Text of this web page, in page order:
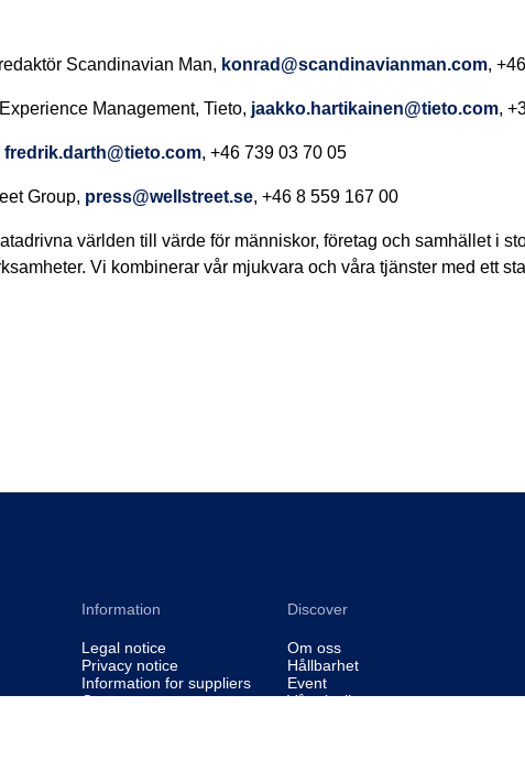
Scandinavian Man, konrad@scandinavianman.com,
Management, Tieto, jaakko.hartikainen@tieto.com,
fredrik.darth@tieto.com, +46 739 03 70 05
Group, press@wellstreet.se, +46 8 559 167 00
världen till värde för människor, företag och samhället i
Vi kombinerar vår mjukvara och våra tjänster med ett
Information
Legal notice
Privacy notice
Information for suppliers
Contact us
Discover
Om oss
Hållbarhet
Event
Våra insikter